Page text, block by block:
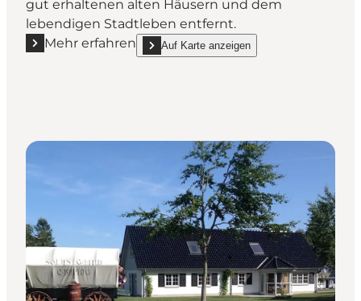
gut erhaltenen alten Häusern und dem
lebendigen Stadtleben entfernt.
Mehr erfahren
Mehr erfahren "DCU-Camping Ebeltoft - Mols"
Auf Karte anzeigen
show DCU-Camping Ebeltoft - Mols on_map